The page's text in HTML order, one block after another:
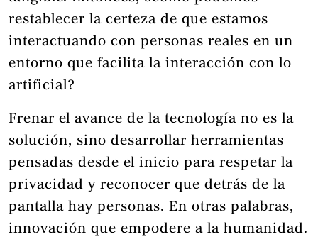
restablecer la certeza de que estamos
interactuando con personas reales en un
entorno que facilita la interacción con lo
artificial?
Frenar el avance de la tecnología no es la
solución, sino desarrollar herramientas
pensadas desde el inicio para respetar la
privacidad y reconocer que detrás de la
pantalla hay personas. En otras palabras,
innovación que empodere a la humanidad.